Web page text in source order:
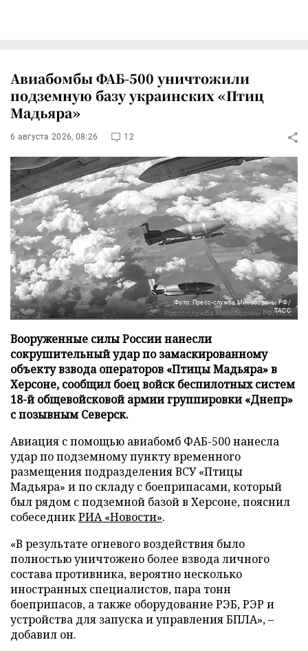
Авиабомбы ФАБ-500 уничтожили
подземную базу украинских «Птиц
Мадьяра»
6 августа 2026, 08:26 12
Фото: Пресс-служба Минобороны РФ/
ТАСС
Вооруженные силы России нанесли
сокрушительный удар по замаскированному
объекту взвода операторов «Птицы Мадьяра» в
Херсоне, сообщил боец войск беспилотных систем
18-й общевойсковой армии группировки «Днепр»
с позывным Северск.
Авиация с помощью авиабомб ФАБ-500 нанесла
удар по подземному пункту временного
размещения подразделения ВСУ «Птицы
Мадьяра» и по складу с боеприпасами, который
был рядом с подземной базой в Херсоне, пояснил
собеседникРИА «Новости».
«В результате огневого воздействия было
полностью уничтожено более взвода личного
состава противника, вероятно несколько
иностранных специалистов, пара тонн
боеприпасов, а также оборудование РЭБ, РЭР и
устройства для запуска и управления БПЛА», –
добавил он.